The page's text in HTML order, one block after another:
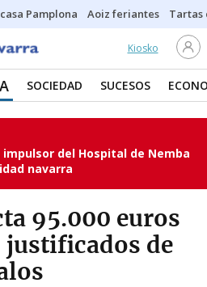
Pamplona Aoiz feriantes Tartas
Kiosko
SOCIEDAD SUCESOS
del Hospital de Nemba
navarra
95.000 euros
justificados de